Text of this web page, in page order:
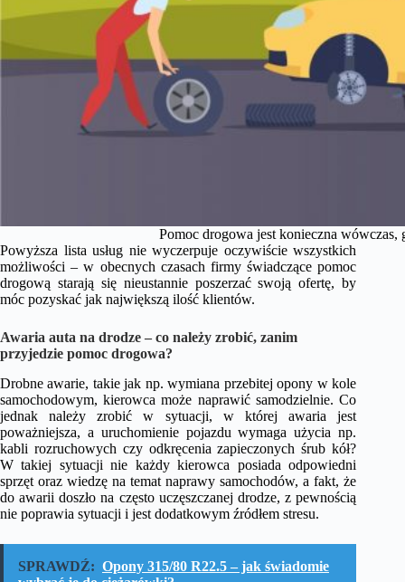
Pomoc drogowa jest konieczna
Powyższa lista usług nie wyczerpuje oczywiście wszystkich
możliwości – w obecnych czasach firmy świadczące pomoc
drogową starają się nieustannie poszerzać swoją ofertę, by
móc pozyskać jak największą ilość klientów.
Awaria auta na drodze – co należy zrobić, zanim
przyjedzie pomoc drogowa?
Drobne awarie, takie jak np. wymiana przebitej opony w kole
samochodowym, kierowca może naprawić samodzielnie. Co
jednak należy zrobić w sytuacji, w której awaria jest
poważniejsza, a uruchomienie pojazdu wymaga użycia np.
kabli rozruchowych czy odkręcenia zapieczonych śrub kół?
W takiej sytuacji nie każdy kierowca posiada odpowiedni
sprzęt oraz wiedzę na temat naprawy samochodów, a fakt, że
do awarii doszło na często uczęszczanej drodze, z pewnością
nie poprawia sytuacji i jest dodatkowym źródłem stresu.
SPRAWDŹ: Opony 315/80 R22.5 – jak świadomie